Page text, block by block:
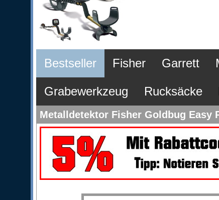
Bestseller Fisher Garrett
Grabewerkzeug Rucksäcke
Metalldetektor Fisher Goldbug Easy